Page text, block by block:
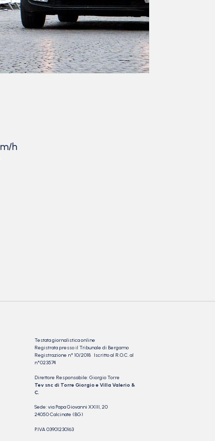
h
Testata giornalistica online
Registrata presso il Tribunale di Bergamo
Registrazione n° 10/2018 Iscritto al R.O.C. al
n°023574
Direttore Responsabile: Giorgio Torre
Tev snc di Torre Giorgio e Villa Valerio &
C.
Sede: via Papa Giovanni XXIII, 20
24050 Calcinate (BG)
P.IVA 03901230163